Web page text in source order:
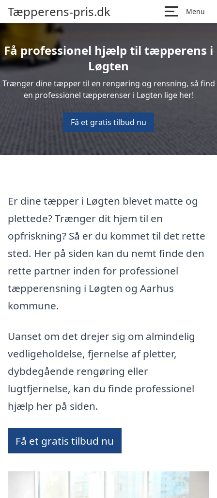
Tæpperens-pris.dk Menu
Få professionel hjælp til tæpperens i
Løgten
Trænger dine tæpper til en rengøring og rensning, så find
en professionel tæpperenser i Løgten lige her!
Få et gratis tilbud nu
Er dine tæpper i Løgten blevet matte og
plettede? Trænger dit hjem til en
opfriskning? Så er du kommet til det rette
sted. Her på siden kan du nemt finde den
rette partner inden for professionel
tæpperensning i Løgten og Aarhus
kommune.
Uanset om det drejer sig om almindelig
vedligeholdelse, fjernelse af pletter,
dybdegående rengøring eller
lugtfjernelse, kan du finde professionel
hjælp her på siden.
Få et gratis tilbud nu